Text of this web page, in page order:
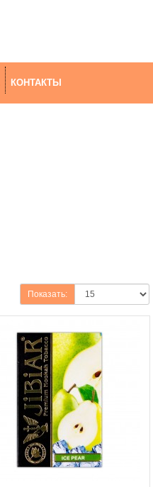
КОНТАКТЫ
Показать: